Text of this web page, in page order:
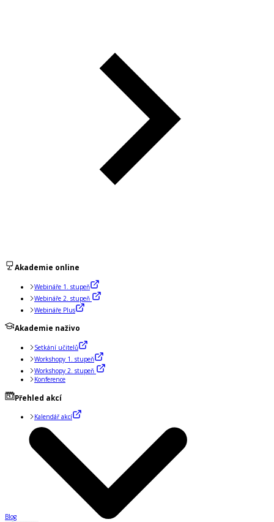
Akademie online
Webináře 1. stupeň
Webináře 2. stupeň
Webináře Plus
Akademie naživo
Setkání učitelů
Workshopy 1. stupeň
Workshopy 2. stupeň
Konference
Přehled akcí
Kalendář akcí
Blog